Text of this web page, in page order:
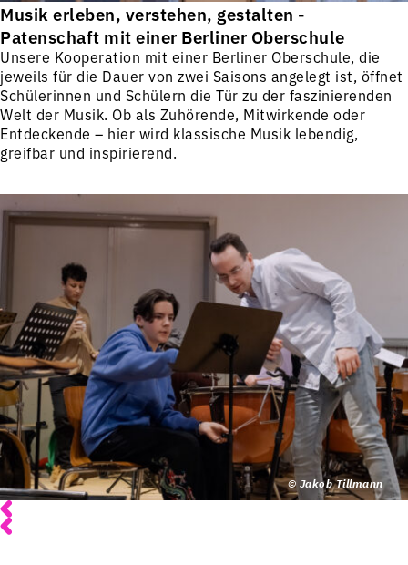
Musik erleben, verstehen, gestalten -
Patenschaft mit einer Berliner Oberschule
Unsere Kooperation mit einer Berliner Oberschule, die
jeweils für die Dauer von zwei Saisons angelegt ist, öffnet
Schülerinnen und Schülern die Tür zu der faszinierenden
Welt der Musik. Ob als Zuhörende, Mitwirkende oder
Entdeckende – hier wird klassische Musik lebendig,
greifbar und inspirierend.
© Jakob Tillmann